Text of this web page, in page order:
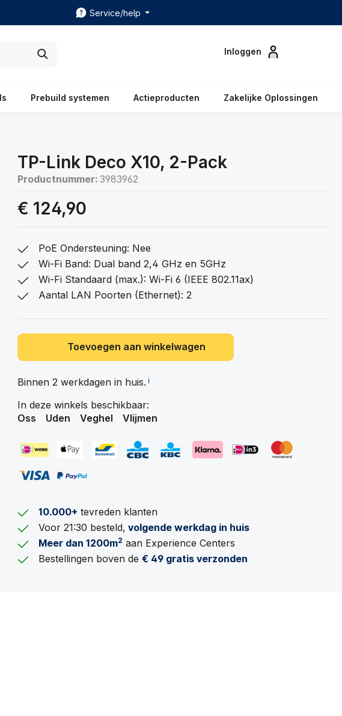
Service/help
Inloggen
Prebuild systemen Actieproducten Zakelijke Oplossingen
TP-Link Deco X10, 2-Pack
Productnummer: 3983962
€ 124,90
PoE Ondersteuning: Nee
Wi-Fi Band: Dual band 2,4 GHz en 5GHz
Wi-Fi Standaard (max.): Wi-Fi 6 (IEEE 802.11ax)
Aantal LAN Poorten (Ethernet): 2
Toevoegen aan winkelwagen
Binnen 2 werkdagen in huis. ℹ️
In deze winkels beschikbaar:
Oss
Uden Veghel Vlijmen
10.000+ tevreden klanten
Voor 21:30 besteld, volgende werkdag in huis
Meer dan 1200m2 aan Experience Centers
Bestellingen boven de€ 49 gratis verzonden